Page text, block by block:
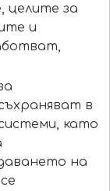
целите за
и
в
като
на